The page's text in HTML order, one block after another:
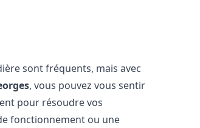
sont fréquents, mais avec
, vous pouvez vous sentir
pour résoudre vos
fonctionnement ou une